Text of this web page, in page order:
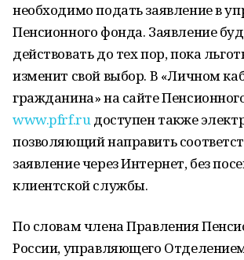
необходимо подать заявление в
Пенсионного фонда. Заявление
действовать до тех пор, пока
изменит свой выбор. В «Личном
гражданина» на сайте
www.pfrf.ruдоступен также
позволяющий направить
заявление через Интернет, без
клиентской службы.
По словам члена Правления
России, управляющего